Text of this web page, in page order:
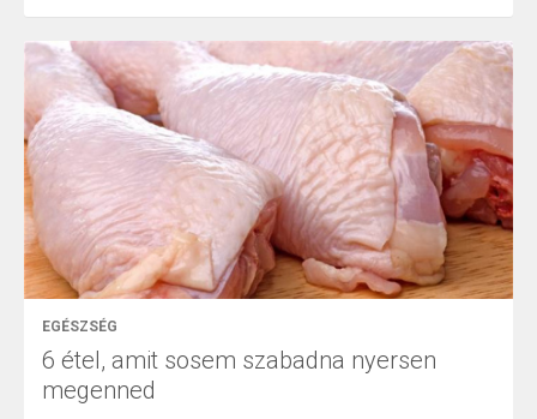
EGÉSZSÉG
6 étel, amit sosem szabadna nyersen
megenned